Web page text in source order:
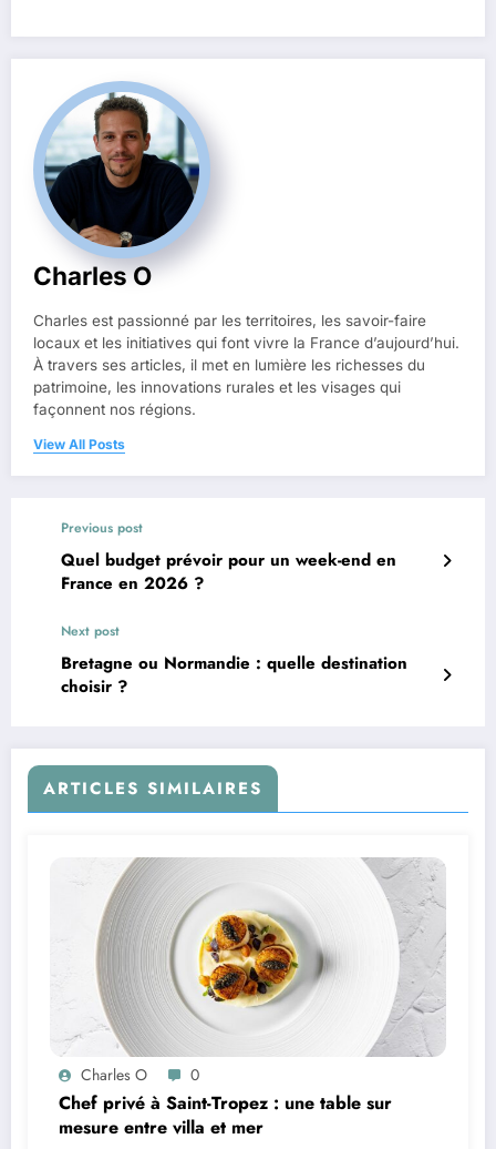
Charles O
Charles est passionné par les territoires, les savoir-faire
locaux et les initiatives qui font vivre la France d’aujourd’hui.
À travers ses articles, il met en lumière les richesses du
patrimoine, les innovations rurales et les visages qui
façonnent nos régions.
View All Posts
Previous post
Quel budget prévoir pour un week-end en
France en 2026 ?
Next post
Bretagne ou Normandie : quelle destination
choisir ?
ARTICLES SIMILAIRES
Charles O 0
Chef privé à Saint-Tropez : une table sur
mesure entre villa et mer